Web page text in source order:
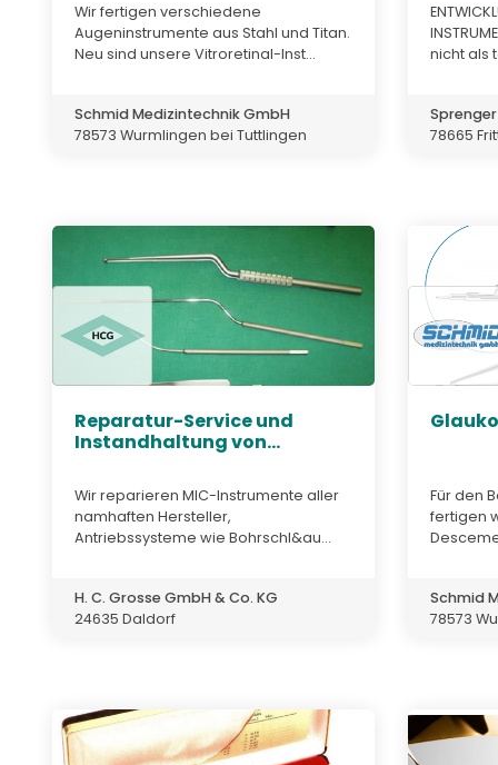
Wir fertigen verschiedene
Augeninstrumente aus Stahl und Titan.
Neu sind unsere Vitroretinal-Inst...
Schmid Medizintechnik GmbH
78573 Wurmlingen bei Tuttlingen
nicht als
78665
Reparatur-Service und
Instandhaltung von...
Wir reparieren MIC-Instrumente aller
namhaften Hersteller,
Antriebssysteme wie Bohrschl&au...
H. C. Grosse GmbH & Co. KG
24635 Daldorf
Für den
fertigen
Schmid
78573